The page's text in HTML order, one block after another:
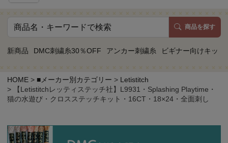
商品を探す
新商品 DMC刺繍糸30％OFF アンカー刺繍糸 ビギナー向けキット
商品一覧
取り扱いブランドから探す
HOME ■メーカー別カテゴリー
Letistitch
【Letistitchレッティステッチ社】L9931・Splashing Playtime・
猫の水遊び・クロスステッチキット・16CT・18×24・全面刺し